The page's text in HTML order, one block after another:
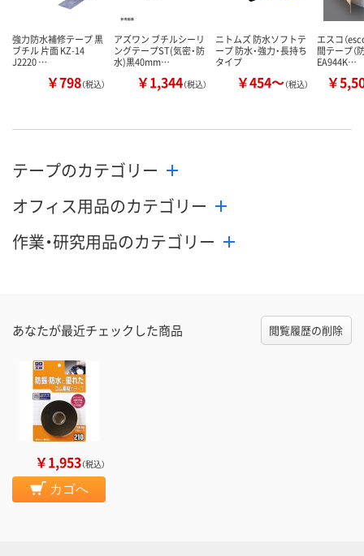
強力防水補修テープ 黒
ブチル 片面 KZ-14
J2220 …
￥798（税込）
アズワン ブチルシーリ
ングテープST(気密・防
水)黒40mm…
￥1,344（税込）
ニトムズ 防水ソフトテ
ープ 防水・強力・長持ち
タイプ
￥454～（税込）
エスコ（
間テープ（
EA944K…
￥
テープのカテゴリー
オフィス用品のカテゴリー
作業・研究用品のカテゴリー
あなたが最近チェックした商品 閲覧履歴の削除
￥1,953（税込）
カゴへ